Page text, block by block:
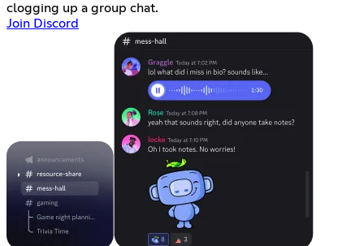
clogging up a group chat.
Join Discord